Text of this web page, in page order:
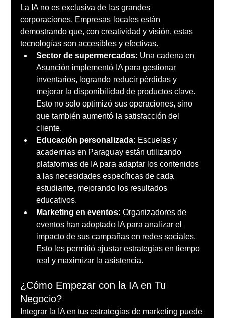
La IA no es exclusiva de las grandes
corporaciones. Empresas locales están
demostrando que, con creatividad y visión, estas
tecnologías son accesibles y efectivas.
Sector de supermercados: Una cadena en
Asunción implementó IA para gestionar
inventarios, logrando reducir pérdidas y
mejorar la disponibilidad de productos clave.
Esto no solo optimizó sus operaciones, sino
que también aumentó la satisfacción del
cliente.
Educación personalizada: Escuelas y
academias en Paraguay están utilizando
plataformas de IA para adaptar los contenidos
a las necesidades específicas de cada
estudiante, mejorando los resultados
educativos.
Marketing en eventos: Organizadores de
eventos han adoptado IA para analizar el
impacto de sus campañas en redes sociales.
Esto les permitió ajustar estrategias en tiempo
real y maximizar la asistencia.
¿Cómo Empezar con la IA en Tu
Negocio?
Integrar la IA en tus estrategias de marketing puede